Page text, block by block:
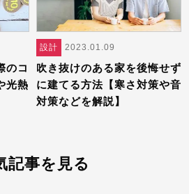
のコ
光熱
設計 2023.01.09
吹き抜けのある家を後悔せず
に建てる方法【寒さ対策や音
対策などを解説】
記事を見る